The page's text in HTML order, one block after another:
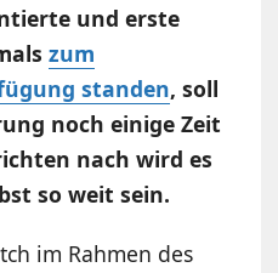
und erste
zum
standen, soll
noch einige Zeit
nach wird es
so weit sein.
im Rahmen des